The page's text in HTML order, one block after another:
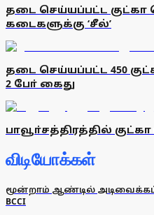
தடை செய்யப்பட்ட
கடைகளுக்கு ‘சீல்’
தடை செய்யப்பட்ட 450
2 போ் கைது
பாவூா்சத்திரத்தில்
விடியோக்கள்
மூன்றாம் ஆண்டில்
BCCI